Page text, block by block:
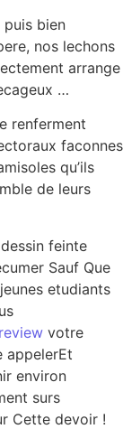
puis bien
nos lechons
arrange
…
renferment
faconnes
qu’ils
de leurs
feinte
Sauf Que
etudiants
votre
appelerEt
environ
surs
Cette devoir !